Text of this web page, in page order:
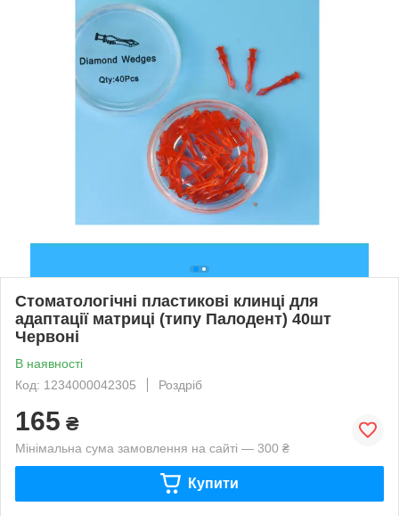
Стоматологічні пластикові клинці для
адаптації матриці (типу Палодент) 40шт
Червоні
В наявності
Код: 1234000042305
Роздріб
165 ₴
Мінімальна сума замовлення на сайті — 300 ₴
Купити